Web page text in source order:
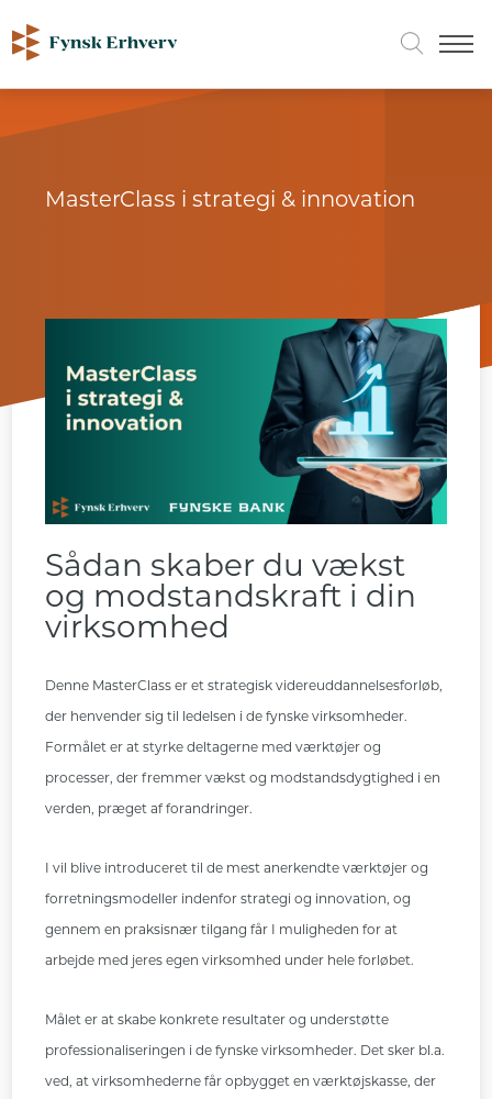
MasterClass i strategi & innovation
Sådan skaber du vækst
og modstandskraft i din
virksomhed
Denne MasterClass er et strategisk videreuddannelsesforløb,
der henvender sig til ledelsen i de fynske virksomheder.
Formålet er at styrke deltagerne med værktøjer og
processer, der fremmer vækst og modstandsdygtighed i en
verden, præget af forandringer.
I vil blive introduceret til de mest anerkendte værktøjer og
forretningsmodeller indenfor strategi og innovation, og
gennem en praksisnær tilgang får I muligheden for at
arbejde med jeres egen virksomhed under hele forløbet.
Målet er at skabe konkrete resultater og understøtte
professionaliseringen i de fynske virksomheder. Det sker bl.a.
ved, at virksomhederne får opbygget en værktøjskasse, der